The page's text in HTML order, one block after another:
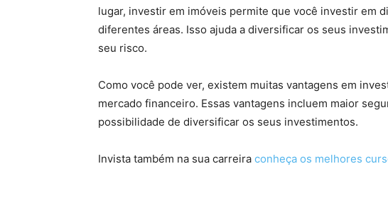
lugar, investir em imóveis permite que você investir em
diferentes áreas. Isso ajuda a diversificar os seus invest
seu risco.
Como você pode ver, existem muitas vantagens em
mercado financeiro. Essas vantagens incluem maior seg
possibilidade de diversificar os seus investimentos.
Invista também na sua carreira conheça os melhores